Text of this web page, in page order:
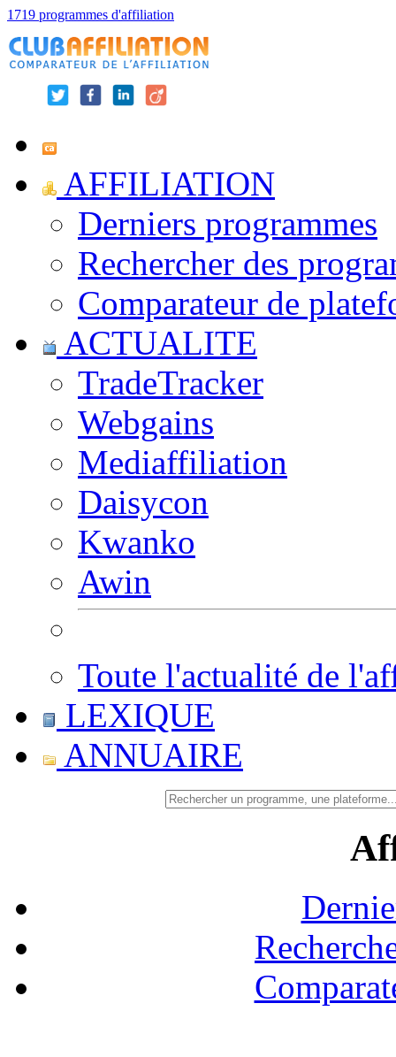
1719 programmes d'affiliation
AFFILIATION
Derniers programmes
Rechercher des
Comparateur de
ACTUALITE
TradeTracker
Webgains
Mediaffiliation
Daisycon
Kwanko
Awin
Toute l'actualité de
LEXIQUE
ANNUAIRE